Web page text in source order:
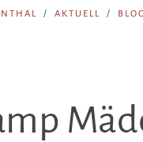
AKTUELL BLOG